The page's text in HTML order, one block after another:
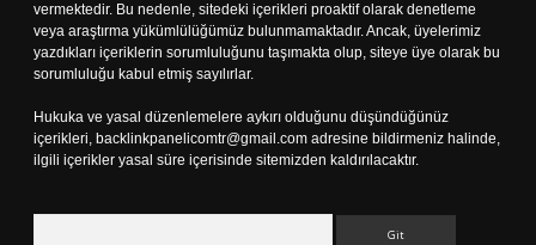
vermektedir. Bu nedenle, sitedeki içerikleri proaktif olarak denetleme
veya araştırma yükümlülüğümüz bulunmamaktadır. Ancak, üyelerimiz
yazdıkları içeriklerin sorumluluğunu taşımakta olup, siteye üye olarak bu
sorumluluğu kabul etmiş sayılırlar.
Hukuka ve yasal düzenlemelere aykırı olduğunu düşündüğünüz
içerikleri, backlinkpanelicomtr@gmail.com adresine bildirmeniz halinde,
ilgili içerikler yasal süre içerisinde sitemizden kaldırılacaktır.